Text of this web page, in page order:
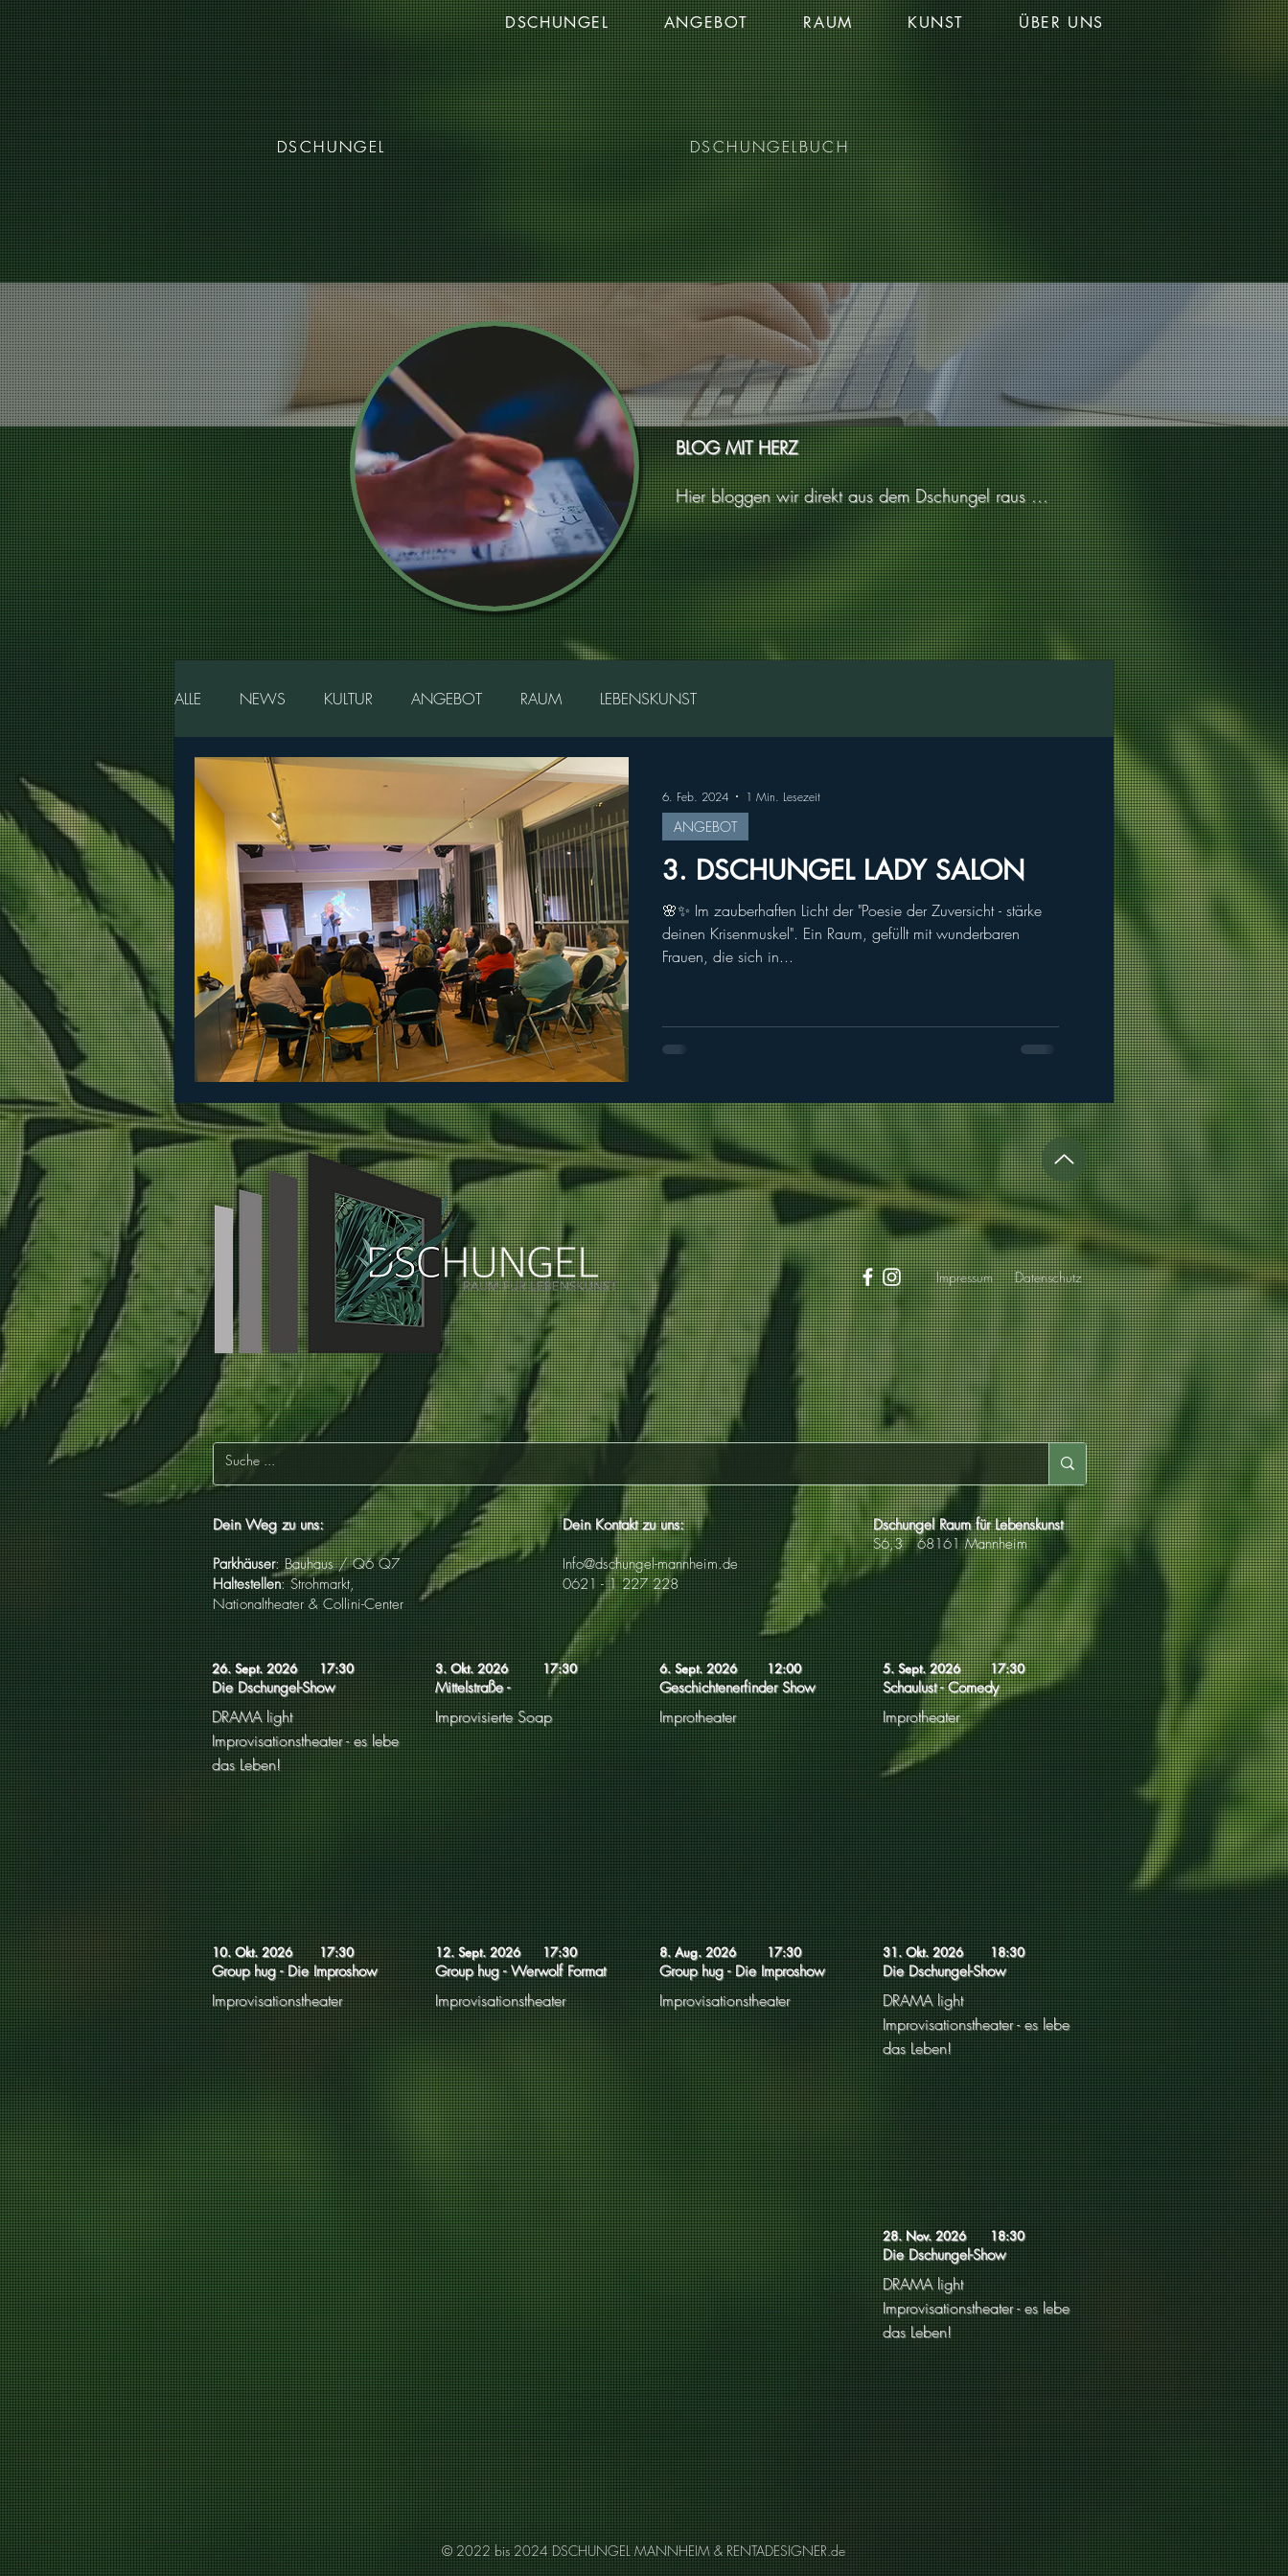
DSCHUNGEL ANGEBOT RAUM KUNST ÜBER UNS
DSCHUNGEL
DSCHUNGEL DSCHUNGELBUCH
BLOG MIT HERZ
Hier bloggen wir direkt aus dem Dschungel raus ...
ALLE NEWS KULTUR ANGEBOT RAUM LEBENSKUNST
3. DSCHUNGEL LADY SALON
🌸✨ Im zauberhaften Licht der "Poesie der Zuversicht - stärke
deinen Krisenmuskel". Ein Raum, gefüllt mit wunderbaren
Frauen, die sich in...
ANGEBOT
6. Feb. 2024 1 Min. Lesezeit
Impressum Datenschutz
Dein Weg zu uns:
Parkhäuser: Bauhaus / Q6 Q7
Haltestellen: Strohmarkt,
Nationaltheater & Collini-Center
Dein Kontakt zu uns:
Info@dschungel-mannheim.de
0621 - 1 227 228
Dschungel Raum für Lebenskunst
S6,3 68161 Mannheim
5. Sept. 2026
Schaulust - Comedy
17:30
Improtheater
31. Okt. 2026
Die Dschungel-Show
18:30
DRAMA light
Improvisationstheater - es lebe
das Leben!
28. Nov. 2026
Die Dschungel-Show
18:30
DRAMA light
Improvisationstheater - es lebe
das Leben!
6. Sept. 2026
Geschichtenerfinder Show
12:00
Improtheater
8. Aug. 2026
Group hug - Die Improshow
17:30
Improvisationstheater
3. Okt. 2026
Mittelstraße -
17:30
Improvisierte Soap
12. Sept. 2026
Group hug - Werwolf Format
17:30
Improvisationstheater
26. Sept. 2026
Die Dschungel-Show
17:30
DRAMA light
Improvisationstheater - es lebe
das Leben!
10. Okt. 2026
Group hug - Die Improshow
17:30
Improvisationstheater
© 2022 bis 2024 DSCHUNGEL MANNHEIM & RENTADESIGNER.de